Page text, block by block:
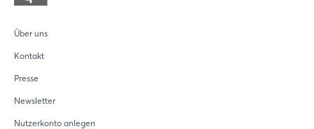
Über uns
Kontakt
Presse
Newsletter
Nutzerkonto anlegen